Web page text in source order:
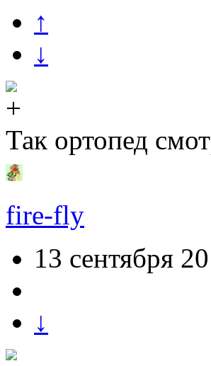
↑
↓
Так ортопед
fire-fly
13 сентября
↓